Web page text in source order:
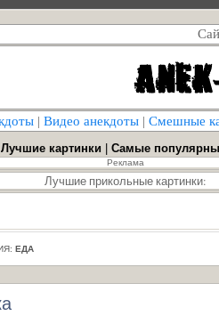
| Видео анекдоты | Смешные
Лучшие картинки Самые
Реклама
Лучшие прикольные картинки:
ЕДА